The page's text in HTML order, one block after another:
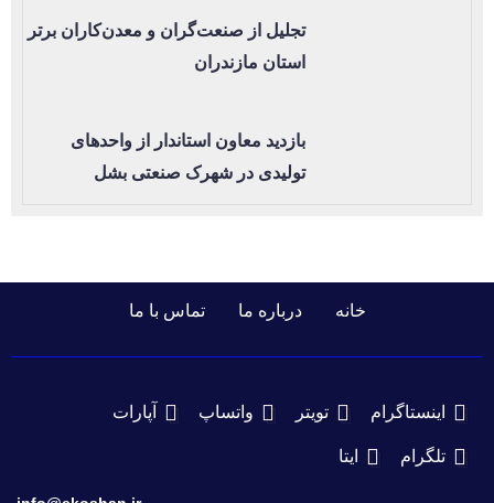
تجلیل از صنعت‌گران و معدن‌کاران برتر
استان مازندران
بازدید معاون استاندار از واحدهای
تولیدی در شهرک صنعتی بشل
خانه درباره ما تماس با ما
اینستاگرام تویتر واتساپ آپارات
تلگرام ایتا